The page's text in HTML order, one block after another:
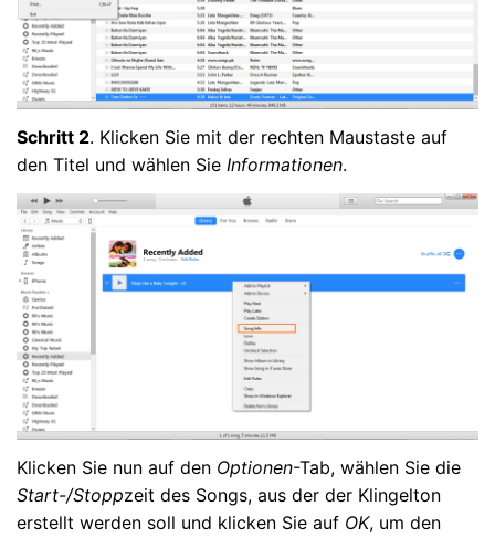
Schritt 2. Klicken Sie mit der rechten Maustaste auf
den Titel und wählen Sie Informationen.
Klicken Sie nun auf den Optionen-Tab, wählen Sie die
Start-/Stoppzeit des Songs, aus der der Klingelton
erstellt werden soll und klicken Sie auf OK, um den